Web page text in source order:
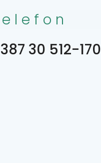
30 512-170